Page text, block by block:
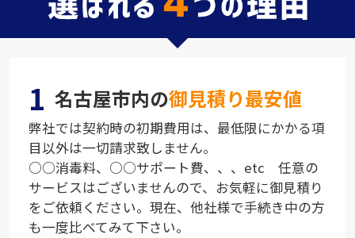
1 名古屋市内の御見積り最安値
弊社では契約時の初期費用は、最低限にかかる項
目以外は一切請求致しません。
○○消毒料、○○サポート費、、、etc 任意の
サービスはございませんので、お気軽に御見積り
をご依頼ください。現在、他社様で手続き中の方
も一度比べてみて下さい。